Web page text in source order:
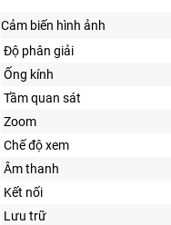
Cảm biến hình ảnh
Độ phân giải
Ống kính
Tầm quan sát
Zoom
Chế độ xem
Âm thanh
Kết nối
Lưu trữ